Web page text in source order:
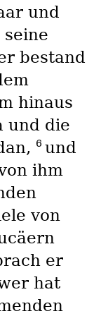
und
bestand
hinaus
und die
6 und
ihm
von
er
hat